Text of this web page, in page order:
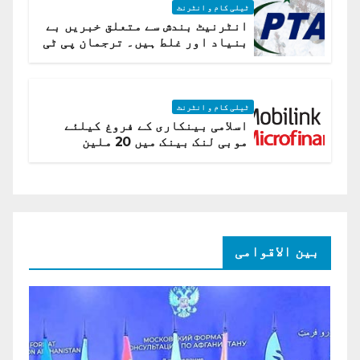
ٹیلی کام و انٹرنٹ
انٹرنیٹ بندش سے متعلق خبریں بے
بنیاد اور غلط ہیں۔ ترجمان پی ٹی
ٹیلی کام و انٹرنٹ
اسلامی بینکاری کے فروغ کیلئے
موبی لنک بینک میں 20 ملین
بین الاقوامی